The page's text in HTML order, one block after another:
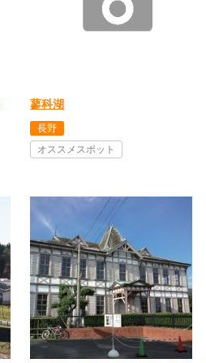
蓼科湖
長野
オススメスポット